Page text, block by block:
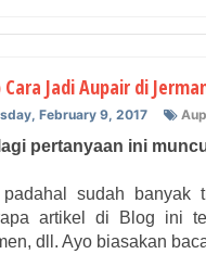
Jadi Aupair di
February 9, 2017
pertanyaan ini
padahal sudah
artikel di Blog ini
dll. Ayo biasakan